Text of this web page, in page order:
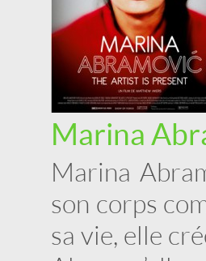
Marina
Marina
son corps
sa vie, elle